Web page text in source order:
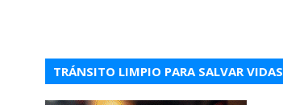
TRÁNSITO LIMPIO PARA SALVAR VIDAS